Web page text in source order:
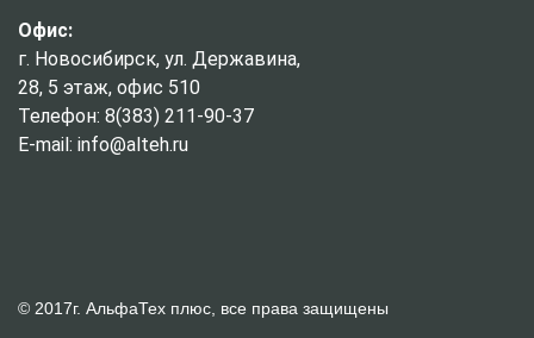
Офис:
г. Новосибирск, ул. Державина,
28, 5 этаж, офис 510
Телефон: 8(383) 211-90-37
E-mail: info@alteh.ru
© 2017г. АльфаТех плюс, все права защищены